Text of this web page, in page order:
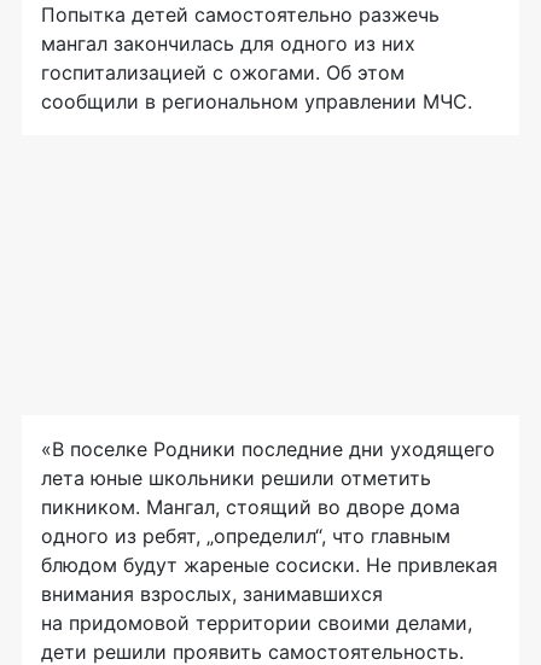
Попытка детей самостоятельно разжечь
мангал закончилась для одного из них
госпитализацией с ожогами. Об этом
сообщили в региональном управлении МЧС.
«В поселке Родники последние дни уходящего
лета юные школьники решили отметить
пикником. Мангал, стоящий во дворе дома
одного из ребят, „определил“, что главным
блюдом будут жареные сосиски. Не привлекая
внимания взрослых, занимавшихся
на придомовой территории своими делами,
дети решили проявить самостоятельность.